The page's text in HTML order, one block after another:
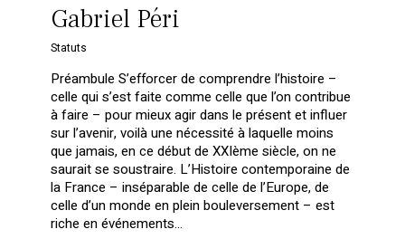
Gabriel Péri
Statuts
Préambule S’efforcer de comprendre l’histoire –
celle qui s’est faite comme celle que l’on contribue
à faire – pour mieux agir dans le présent et influer
sur l’avenir, voilà une nécessité à laquelle moins
que jamais, en ce début de XXIème siècle, on ne
saurait se soustraire. L’Histoire contemporaine de
la France – inséparable de celle de l’Europe, de
celle d’un monde en plein bouleversement – est
riche en événements…